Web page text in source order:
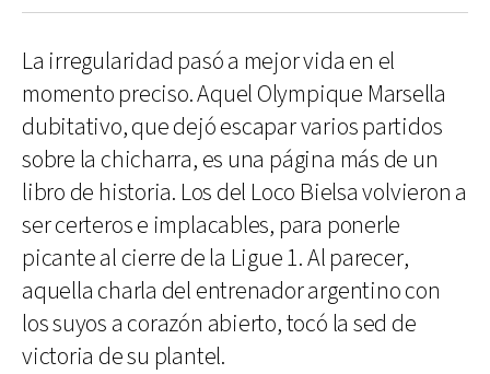
La irregularidad pasó a mejor vida en el
momento preciso. Aquel Olympique Marsella
dubitativo, que dejó escapar varios partidos
sobre la chicharra, es una página más de un
libro de historia. Los del Loco Bielsa volvieron a
ser certeros e implacables, para ponerle
picante al cierre de la Ligue 1. Al parecer,
aquella charla del entrenador argentino con
los suyos a corazón abierto, tocó la sed de
victoria de su plantel.